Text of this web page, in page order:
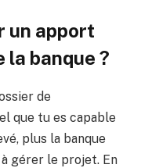
un apport
la banque ?
de
que tu es capable
plus la banque
gérer le projet. En